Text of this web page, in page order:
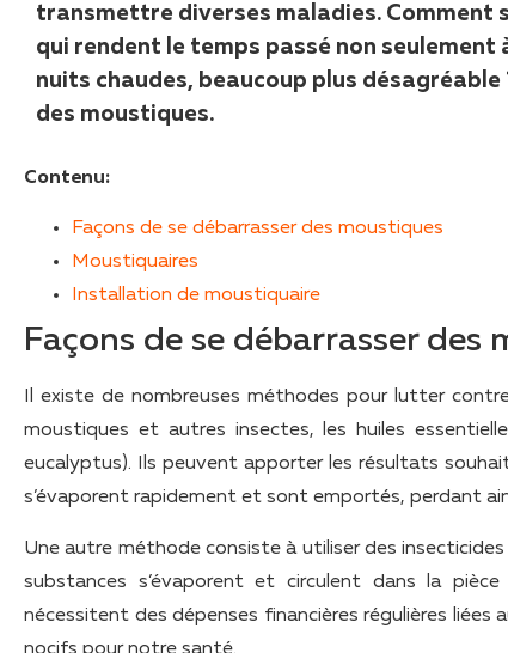
transmettre diverses maladies. Comment
qui rendent le temps passé non
nuits chaudes, beaucoup plus
des moustiques.
Contenu:
Façons de se débarrasser des moustiques
Moustiquaires
Installation de moustiquaire
Façons de se débarrasser des
Il existe de nombreuses méthodes pour lutter
moustiques et autres insectes, les huiles
eucalyptus). Ils peuvent apporter les résultats
s’évaporent rapidement et sont emportés, perdant
Une autre méthode consiste à utiliser des
substances s’évaporent et circulent dans la
nécessitent des dépenses financières régulières
nocifs pour notre santé.